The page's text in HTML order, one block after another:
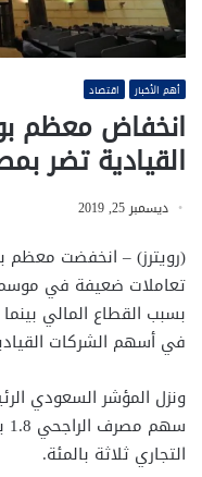
أهم الأخبار اقتصاد
انخفاض معظم
القيادية تضر
ديسمبر 25, 2019
(رويترز) – انخفضت معظم
تعاملات ضعيفة في موسم
بسبب القطاع المالي
في أسهم الشركات
التجاري ثلاثة بالمئة.